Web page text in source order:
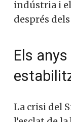
indústria i
després
Els
La crisi del